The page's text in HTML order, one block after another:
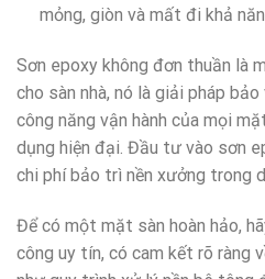
mỏng, giòn và mất đi khả
Sơn epoxy không đơn thuần là
cho sàn nhà, nó là giải pháp
công năng vận hành của mọi
dụng hiện đại. Đầu tư vào sơn
chi phí bảo trì nền xưởng trong
Để có một mặt sàn hoàn hảo,
công uy tín, có cam kết rõ ràng